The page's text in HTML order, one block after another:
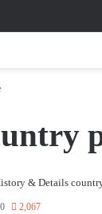
0 2,067